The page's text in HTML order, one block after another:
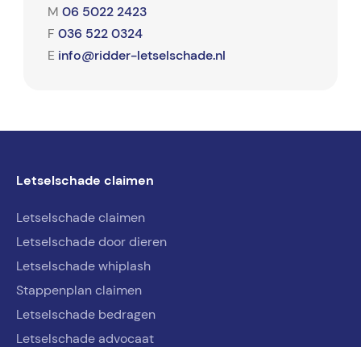
M 06 5022 2423
F 036 522 0324
E info@ridder-letselschade.nl
Letselschade claimen
Letselschade claimen
Letselschade door dieren
Letselschade whiplash
Stappenplan claimen
Letselschade bedragen
Letselschade advocaat